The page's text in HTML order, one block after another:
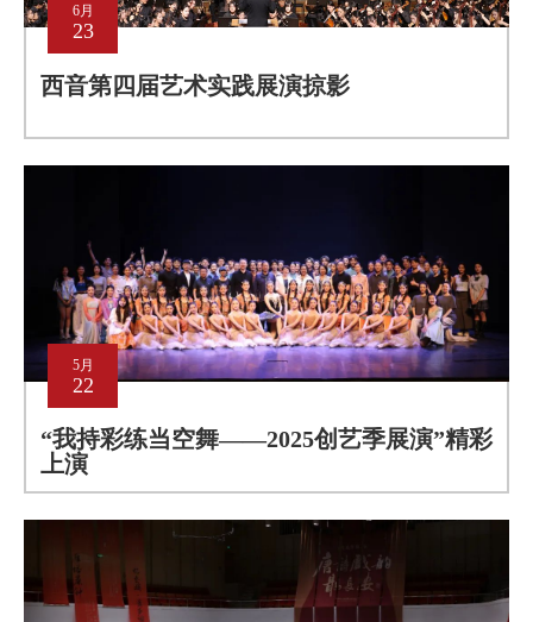
6月
23
西音第四届艺术实践展演掠影
5月
22
“我持彩练当空舞——2025创艺季展演”精彩
上演